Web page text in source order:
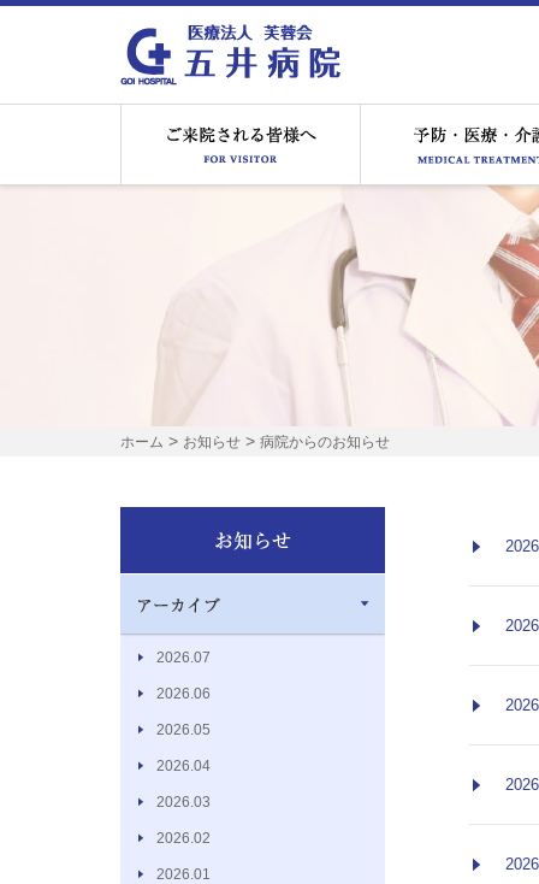
ホーム > お知らせ > 病院からのお知らせ
2026.07
2026.06
2026.05
2026.04
2026.03
2026.02
2026.01